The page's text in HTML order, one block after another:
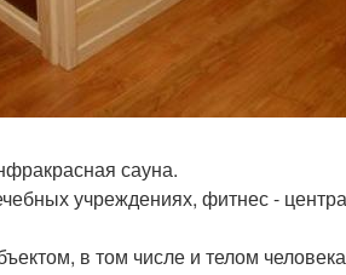
сауна.
учреждениях, фитнес -
в том числе и телом